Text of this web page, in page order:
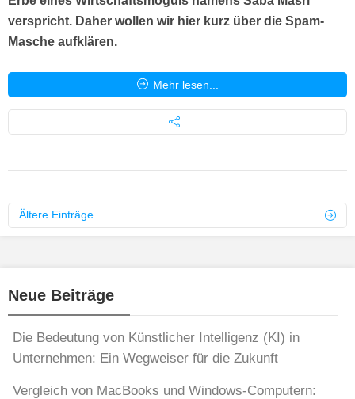
verspricht. Daher wollen wir hier kurz über die Spam-
Masche aufklären.
Mehr lesen...
Ältere Einträge
Neue Beiträge
Die Bedeutung von Künstlicher Intelligenz (KI) in
Unternehmen: Ein Wegweiser für die Zukunft
Vergleich von MacBooks und Windows-Computern: